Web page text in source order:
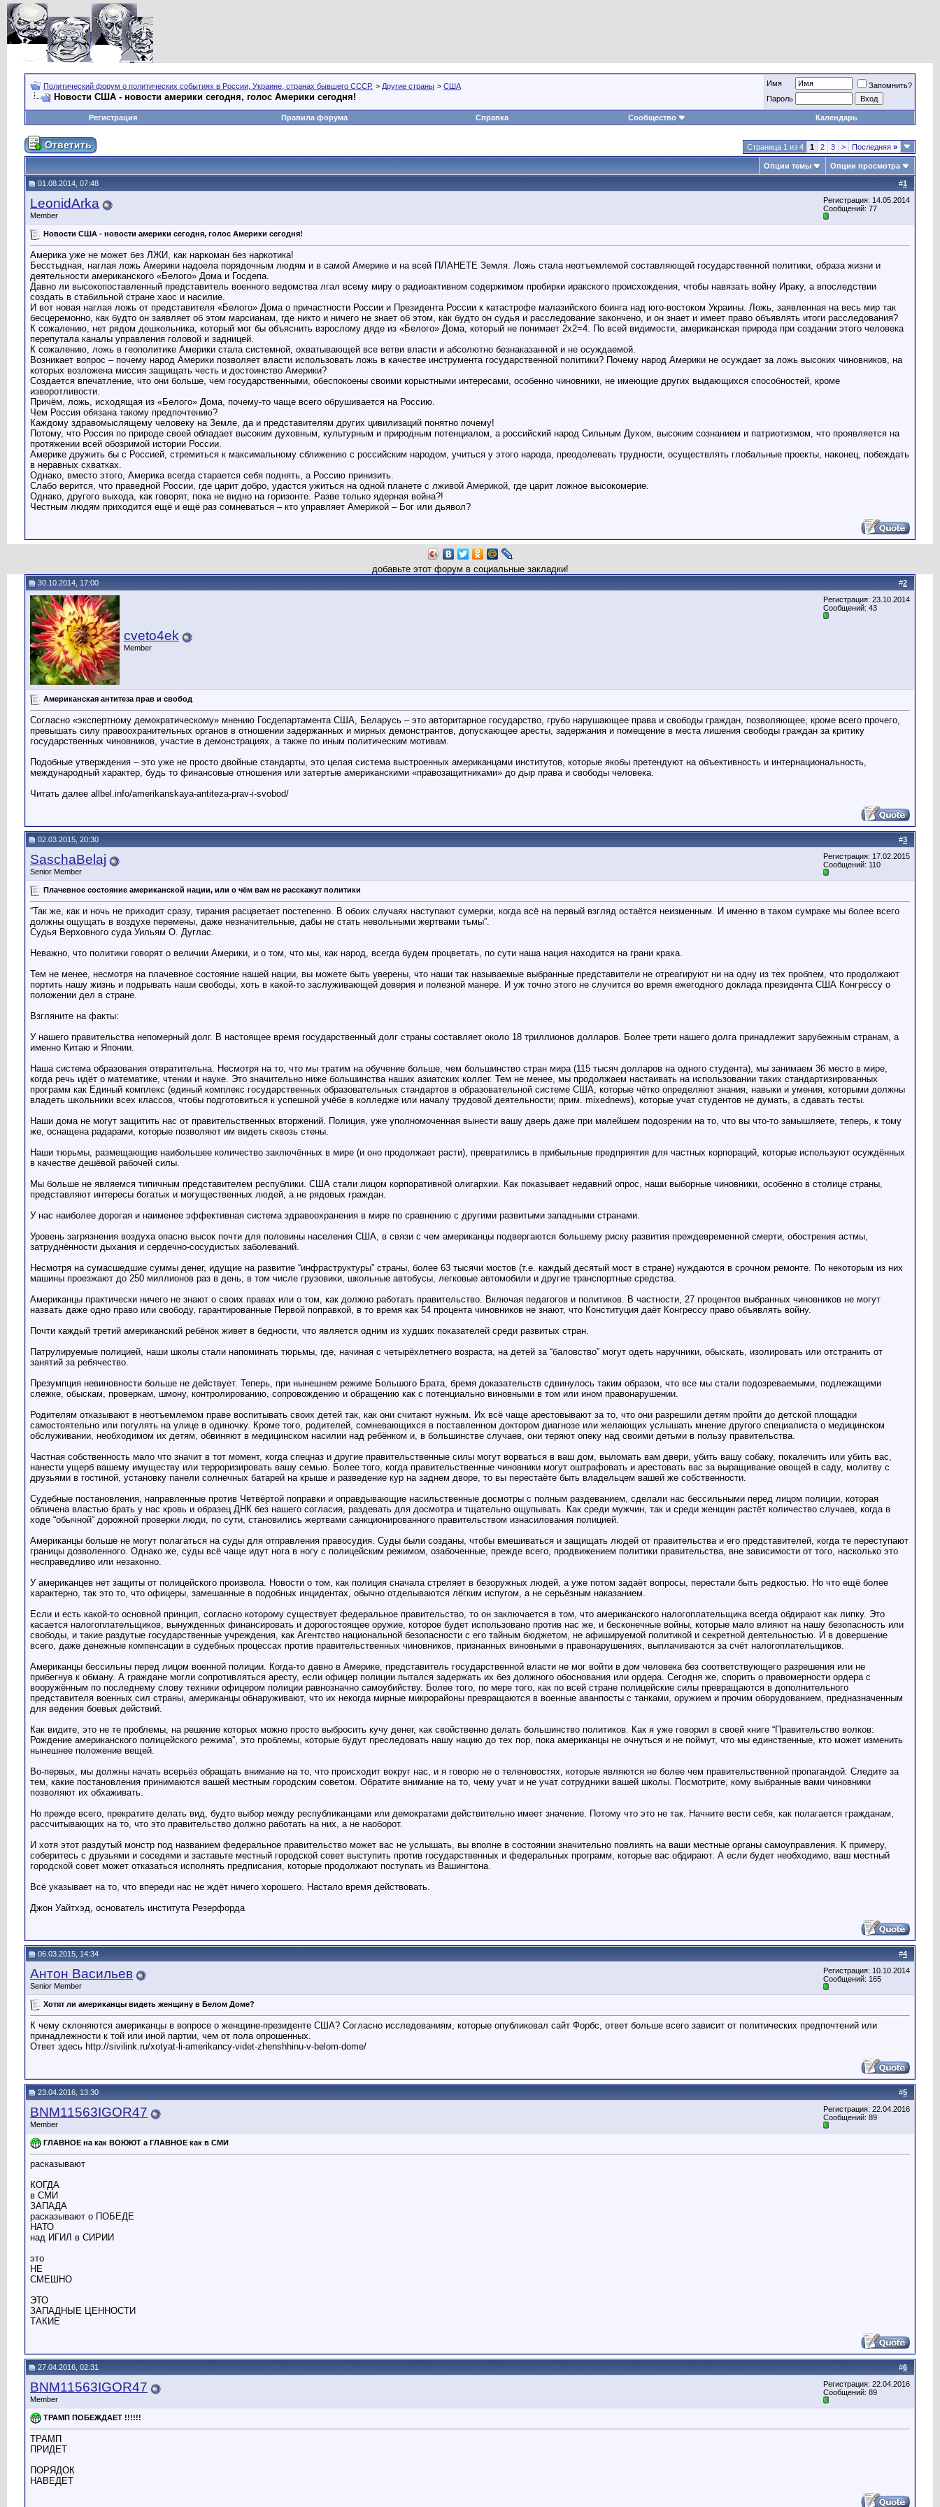
Политический форум о политических событиях в России, Украине, странах бывшего СССР. > Другие страны > США
Новости США - новости америки сегодня, голос Америки сегодня!
Имя
Запомнить?
Пароль
Регистрация Правила форума Справка Сообщество Календарь
Страница 1 из 4 1 2 3 > Последняя »
Опции темы Опции просмотра
#1
01.08.2014, 07:48
LeonidArka
Member
Регистрация: 14.05.2014
Сообщений: 77
Новости США - новости америки сегодня, голос Америки сегодня!
Америка уже не может без ЛЖИ, как наркоман без наркотика!
Бесстыдная, наглая ложь Америки надоела порядочным людям и в самой Америке и на всей ПЛАНЕТЕ Земля. Ложь стала неотъемлемой составляющей государственной политики, образа жизни и
деятельности американского «Белого» Дома и Госдепа.
Давно ли высокопоставленный представитель военного ведомства лгал всему миру о радиоактивном содержимом пробирки иракского происхождения, чтобы навязать войну Ираку, а впоследствии
создать в стабильной стране хаос и насилие.
И вот новая наглая ложь от представителя «Белого» Дома о причастности России и Президента России к катастрофе малазийского боинга над юго-востоком Украины. Ложь, заявленная на весь мир так
бесцеремонно, как будто он заявляет об этом марсианам, где никто и ничего не знает об этом, как будто он судья и расследование закончено, и он знает и имеет право объявлять итоги расследования?
К сожалению, нет рядом дошкольника, который мог бы объяснить взрослому дяде из «Белого» Дома, который не понимает 2х2=4. По всей видимости, американская природа при создании этого человека
перепутала каналы управления головой и задницей.
К сожалению, ложь в геополитике Америки стала системной, охватывающей все ветви власти и абсолютно безнаказанной и не осуждаемой.
Возникает вопрос – почему народ Америки позволяет власти использовать ложь в качестве инструмента государственной политики? Почему народ Америки не осуждает за ложь высоких чиновников, на
которых возложена миссия защищать честь и достоинство Америки?
Создается впечатление, что они больше, чем государственными, обеспокоены своими корыстными интересами, особенно чиновники, не имеющие других выдающихся способностей, кроме
изворотливости.
Причём, ложь, исходящая из «Белого» Дома, почему-то чаще всего обрушивается на Россию.
Чем Россия обязана такому предпочтению?
Каждому здравомыслящему человеку на Земле, да и представителям других цивилизаций понятно почему!
Потому, что Россия по природе своей обладает высоким духовным, культурным и природным потенциалом, а российский народ Сильным Духом, высоким сознанием и патриотизмом, что проявляется на
протяжении всей обозримой истории России.
Америке дружить бы с Россией, стремиться к максимальному сближению с российским народом, учиться у этого народа, преодолевать трудности, осуществлять глобальные проекты, наконец, побеждать
в неравных схватках.
Однако, вместо этого, Америка всегда старается себя поднять, а Россию принизить.
Слабо верится, что праведной России, где царит добро, удастся ужиться на одной планете с лживой Америкой, где царит ложное высокомерие.
Однако, другого выхода, как говорят, пока не видно на горизонте. Разве только ядерная война?!
Честным людям приходится ещё и ещё раз сомневаться – кто управляет Америкой – Бог или дьявол?
добавьте этот форум в социальные закладки!
#2
30.10.2014, 17:00
cveto4ek
Member
Регистрация: 23.10.2014
Сообщений: 43
Американская антитеза прав и свобод
Согласно «экспертному демократическому» мнению Госдепартамента США, Беларусь – это авторитарное государство, грубо нарушающее права и свободы граждан, позволяющее, кроме всего прочего,
превышать силу правоохранительных органов в отношении задержанных и мирных демонстрантов, допускающее аресты, задержания и помещение в места лишения свободы граждан за критику
государственных чиновников, участие в демонстрациях, а также по иным политическим мотивам.
Подобные утверждения – это уже не просто двойные стандарты, это целая система выстроенных американцами институтов, которые якобы претендуют на объективность и интернациональность,
международный характер, будь то финансовые отношения или затертые американскими «правозащитниками» до дыр права и свободы человека.
Читать далее allbel.info/amerikanskaya-antiteza-prav-i-svobod/
#3
02.03.2015, 20:30
SaschaBelaj
Senior Member
Регистрация: 17.02.2015
Сообщений: 110
Плачевное состояние американской нации, или о чём вам не расскажут политики
“Так же, как и ночь не приходит сразу, тирания расцветает постепенно. В обоих случаях наступают сумерки, когда всё на первый взгляд остаётся неизменным. И именно в таком сумраке мы более всего
должны ощущать в воздухе перемены, даже незначительные, дабы не стать невольными жертвами тьмы”.
Судья Верховного суда Уильям О. Дуглас.
Неважно, что политики говорят о величии Америки, и о том, что мы, как народ, всегда будем процветать, по сути наша нация находится на грани краха.
Тем не менее, несмотря на плачевное состояние нашей нации, вы можете быть уверены, что наши так называемые выбранные представители не отреагируют ни на одну из тех проблем, что продолжают
портить нашу жизнь и подрывать наши свободы, хоть в какой-то заслуживающей доверия и полезной манере. И уж точно этого не случится во время ежегодного доклада президента США Конгрессу о
положении дел в стране.
Взгляните на факты:
У нашего правительства непомерный долг. В настоящее время государственный долг страны составляет около 18 триллионов долларов. Более трети нашего долга принадлежит зарубежным странам, а
именно Китаю и Японии.
Наша система образования отвратительна. Несмотря на то, что мы тратим на обучение больше, чем большинство стран мира (115 тысяч долларов на одного студента), мы занимаем 36 место в мире,
когда речь идёт о математике, чтении и науке. Это значительно ниже большинства наших азиатских коллег. Тем не менее, мы продолжаем настаивать на использовании таких стандартизированных
программ как Единый комплекс (единый комплекс государственных образовательных стандартов в образовательной системе США, которые чётко определяют знания, навыки и умения, которыми должны
владеть школьники всех классов, чтобы подготовиться к успешной учёбе в колледже или началу трудовой деятельности; прим. mixednews), которые учат студентов не думать, а сдавать тесты.
Наши дома не могут защитить нас от правительственных вторжений. Полиция, уже уполномоченная вынести вашу дверь даже при малейшем подозрении на то, что вы что-то замышляете, теперь, к тому
же, оснащена радарами, которые позволяют им видеть сквозь стены.
Наши тюрьмы, размещающие наибольшее количество заключённых в мире (и оно продолжает расти), превратились в прибыльные предприятия для частных корпораций, которые используют осуждённых
в качестве дешёвой рабочей силы.
Мы больше не являемся типичным представителем республики. США стали лицом корпоративной олигархии. Как показывает недавний опрос, наши выборные чиновники, особенно в столице страны,
представляют интересы богатых и могущественных людей, а не рядовых граждан.
У нас наиболее дорогая и наименее эффективная система здравоохранения в мире по сравнению с другими развитыми западными странами.
Уровень загрязнения воздуха опасно высок почти для половины населения США, в связи с чем американцы подвергаются большему риску развития преждевременной смерти, обострения астмы,
затруднённости дыхания и сердечно-сосудистых заболеваний.
Несмотря на сумасшедшие суммы денег, идущие на развитие “инфраструктуры” страны, более 63 тысячи мостов (т.е. каждый десятый мост в стране) нуждаются в срочном ремонте. По некоторым из них
машины проезжают до 250 миллионов раз в день, в том числе грузовики, школьные автобусы, легковые автомобили и другие транспортные средства.
Американцы практически ничего не знают о своих правах или о том, как должно работать правительство. Включая педагогов и политиков. В частности, 27 процентов выбранных чиновников не могут
назвать даже одно право или свободу, гарантированные Первой поправкой, в то время как 54 процента чиновников не знают, что Конституция даёт Конгрессу право объявлять войну.
Почти каждый третий американский ребёнок живет в бедности, что является одним из худших показателей среди развитых стран.
Патрулируемые полицией, наши школы стали напоминать тюрьмы, где, начиная с четырёхлетнего возраста, на детей за “баловство” могут одеть наручники, обыскать, изолировать или отстранить от
занятий за ребячество.
Презумпция невиновности больше не действует. Теперь, при нынешнем режиме Большого Брата, бремя доказательств сдвинулось таким образом, что все мы стали подозреваемыми, подлежащими
слежке, обыскам, проверкам, шмону, контролированию, сопровождению и обращению как с потенциально виновными в том или ином правонарушении.
Родителям отказывают в неотъемлемом праве воспитывать своих детей так, как они считают нужным. Их всё чаще арестовывают за то, что они разрешили детям пройти до детской площадки
самостоятельно или погулять на улице в одиночку. Кроме того, родителей, сомневающихся в поставленном доктором диагнозе или желающих услышать мнение другого специалиста о медицинском
обслуживании, необходимом их детям, обвиняют в медицинском насилии над ребёнком и, в большинстве случаев, они теряют опеку над своими детьми в пользу правительства.
Частная собственность мало что значит в тот момент, когда спецназ и другие правительственные силы могут ворваться в ваш дом, выломать вам двери, убить вашу собаку, покалечить или убить вас,
нанести ущерб вашему имуществу или терроризировать вашу семью. Более того, когда правительственные чиновники могут оштрафовать и арестовать вас за выращивание овощей в саду, молитву с
друзьями в гостиной, установку панели солнечных батарей на крыше и разведение кур на заднем дворе, то вы перестаёте быть владельцем вашей же собственности.
Судебные постановления, направленные против Четвёртой поправки и оправдывающие насильственные досмотры с полным раздеванием, сделали нас бессильными перед лицом полиции, которая
обличена властью брать у нас кровь и образец ДНК без нашего согласия, раздевать для досмотра и тщательно ощупывать. Как среди мужчин, так и среди женщин растёт количество случаев, когда в
ходе “обычной” дорожной проверки люди, по сути, становились жертвами санкционированного правительством изнасилования полицией.
Американцы больше не могут полагаться на суды для отправления правосудия. Суды были созданы, чтобы вмешиваться и защищать людей от правительства и его представителей, когда те переступают
границы дозволенного. Однако же, суды всё чаще идут нога в ногу с полицейским режимом, озабоченные, прежде всего, продвижением политики правительства, вне зависимости от того, насколько это
несправедливо или незаконно.
У американцев нет защиты от полицейского произвола. Новости о том, как полиция сначала стреляет в безоружных людей, а уже потом задаёт вопросы, перестали быть редкостью. Но что ещё более
характерно, так это то, что офицеры, замешанные в подобных инцидентах, обычно отделываются лёгким испугом, а не серьёзным наказанием.
Если и есть какой-то основной принцип, согласно которому существует федеральное правительство, то он заключается в том, что американского налогоплательщика всегда обдирают как липку. Это
касается налогоплательщиков, вынужденных финансировать и дорогостоящее оружие, которое будет использовано против нас же, и бесконечные войны, которые мало влияют на нашу безопасность или
свободы, и такие раздутые государственные учреждения, как Агентство национальной безопасности с его тайным бюджетом, не афишируемой политикой и секретной деятельностью. И в довершение
всего, даже денежные компенсации в судебных процессах против правительственных чиновников, признанных виновными в правонарушениях, выплачиваются за счёт налогоплательщиков.
Американцы бессильны перед лицом военной полиции. Когда-то давно в Америке, представитель государственной власти не мог войти в дом человека без соответствующего разрешения или не
прибегнув к обману. А граждане могли сопротивляться аресту, если офицер полиции пытался задержать их без должного обоснования или ордера. Сегодня же, спорить о правомерности ордера с
вооружённым по последнему слову техники офицером полиции равнозначно самоубийству. Более того, по мере того, как по всей стране полицейские силы превращаются в дополнительного
представителя военных сил страны, американцы обнаруживают, что их некогда мирные микрорайоны превращаются в военные аванпосты с танками, оружием и прочим оборудованием, предназначенным
для ведения боевых действий.
Как видите, это не те проблемы, на решение которых можно просто выбросить кучу денег, как свойственно делать большинство политиков. Как я уже говорил в своей книге “Правительство волков:
Рождение американского полицейского режима”, это проблемы, которые будут преследовать нашу нацию до тех пор, пока американцы не очнуться и не поймут, что мы единственные, кто может изменить
нынешнее положение вещей.
Во-первых, мы должны начать всерьёз обращать внимание на то, что происходит вокруг нас, и я говорю не о теленовостях, которые являются не более чем правительственной пропагандой. Следите за
тем, какие постановления принимаются вашей местным городским советом. Обратите внимание на то, чему учат и не учат сотрудники вашей школы. Посмотрите, кому выбранные вами чиновники
позволяют их обхаживать.
Но прежде всего, прекратите делать вид, будто выбор между республиканцами или демократами действительно имеет значение. Потому что это не так. Начните вести себя, как полагается гражданам,
рассчитывающих на то, что это правительство должно работать на них, а не наоборот.
И хотя этот раздутый монстр под названием федеральное правительство может вас не услышать, вы вполне в состоянии значительно повлиять на ваши местные органы самоуправления. К примеру,
соберитесь с друзьями и соседями и заставьте местный городской совет выступить против государственных и федеральных программ, которые вас обдирают. А если будет необходимо, ваш местный
городской совет может отказаться исполнять предписания, которые продолжают поступать из Вашингтона.
Всё указывает на то, что впереди нас не ждёт ничего хорошего. Настало время действовать.
Джон Уайтхэд, основатель института Резерфорда
#4
06.03.2015, 14:34
Антон Васильев
Senior Member
Регистрация: 10.10.2014
Сообщений: 165
Хотят ли американцы видеть женщину в Белом Доме?
К чему склоняются американцы в вопросе о женщине-президенте США? Согласно исследованиям, которые опубликовал сайт Форбс, ответ больше всего зависит от политических предпочтений или
принадлежности к той или иной партии, чем от пола опрошенных.
Ответ здесь http://sivilink.ru/xotyat-li-amerikancy-videt-zhenshhinu-v-belom-dome/
#5
23.04.2016, 13:30
BNM11563IGOR47
Member
Регистрация: 22.04.2016
Сообщений: 89
ГЛАВНОЕ на как ВОЮЮТ а ГЛАВНОЕ как в СМИ
расказывают
КОГДА
в СМИ
ЗАПАДА
расказывают о ПОБЕДЕ
НАТО
над ИГИЛ в СИРИИ
это
НЕ
СМЕШНО
ЭТО
ЗАПАДНЫЕ ЦЕННОСТИ
ТАКИЕ
#6
27.04.2016, 02:31
BNM11563IGOR47
Member
Регистрация: 22.04.2016
Сообщений: 89
ТРАМП ПОБЕЖДАЕТ !!!!!!
ТРАМП
ПРИДЕТ
ПОРЯДОК
НАВЕДЕТ